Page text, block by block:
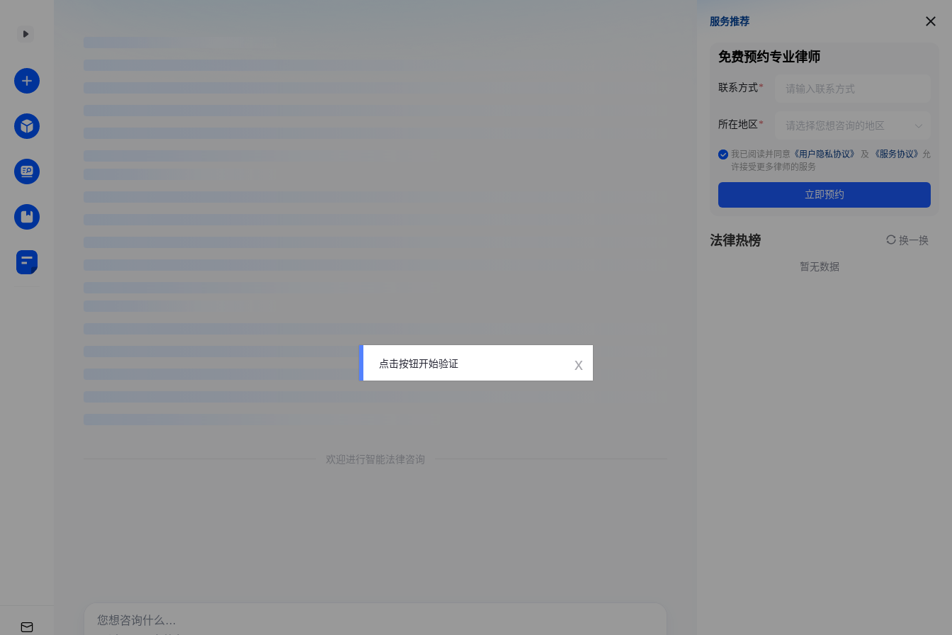
欢迎进行智能法律咨询
服务推荐
服务推荐
免费预约专业律师
联系方式
所在地区
我已阅读并同意 《用户隐私协议》 及 《服务协议》 允
许接受更多律师的服务
立即预约
法律热榜 换一换
暂无数据
点击按钮开始验证 x